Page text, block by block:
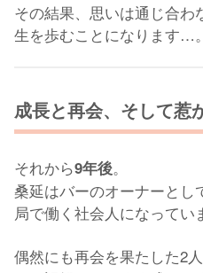
その結果、思いは通じ合わ
生を歩むことになります…。
成長と再会、そして惹
それから9年後。
桑延はバーのオーナーと
局で働く社会人になってい
偶然にも再会を果たした2